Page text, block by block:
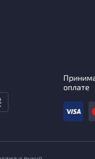
оплате